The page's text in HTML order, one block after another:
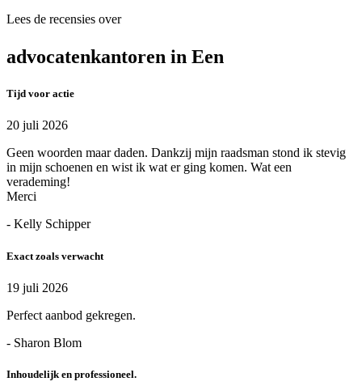
Lees de recensies over
advocatenkantoren in Een
Tijd voor actie
20 juli 2026
Geen woorden maar daden. Dankzij mijn raadsman stond ik stevig
in mijn schoenen en wist ik wat er ging komen. Wat een
verademing!
Merci
- Kelly Schipper
Exact zoals verwacht
19 juli 2026
Perfect aanbod gekregen.
- Sharon Blom
Inhoudelijk en professioneel.